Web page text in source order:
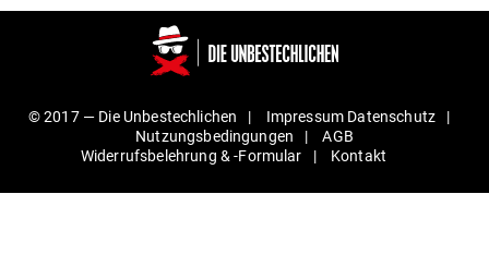
© 2017 — Die Unbestechlichen Impressum Daten­schutz
Nut­zungs­be­din­gungen
AGB
Wider­rufs­be­lehrung & ‑For­mular
Kontakt